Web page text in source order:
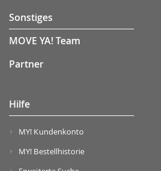
Sonstiges
MOVE YA! Team
Partner
Hilfe
MY! Kundenkonto
MY! Bestellhistorie